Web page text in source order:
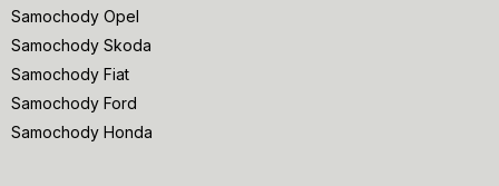
Samochody Opel
Samochody Skoda
Samochody Fiat
Samochody Ford
Samochody Honda